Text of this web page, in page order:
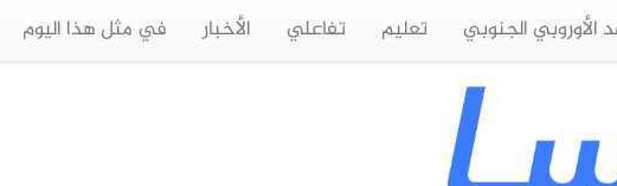
الأوروبي الجنوبي تعليم تفاعلي الأخبار في مثل هذا اليوم